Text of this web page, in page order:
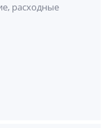
расходные